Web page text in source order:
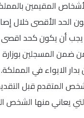
المقيمين
الأقصى خلال
كحد اقصى 4000 ألاف ر.س.
المسجلين بوزارة
الايواء في المملكة.
المتقدم قبل
يعاني منها الشخص